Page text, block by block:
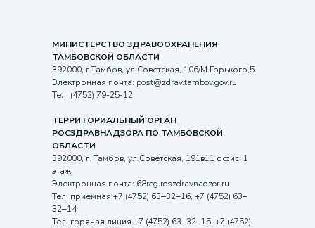
МИНИСТЕРСТВО ЗДРАВООХРАНЕНИЯ
ТАМБОВСКОЙ ОБЛАСТИ
392000, г.Тамбов, ул.Советская, 106/М.Горького,5
Электронная почта: post@zdrav.tambov.gov.ru
Тел: (4752) 79-25-12
ТЕРРИТОРИАЛЬНЫЙ ОРГАН
РОСЗДРАВНАДЗОРА ПО ТАМБОВСКОЙ
ОБЛАСТИ
392000, г. Тамбов, ул.Советская, 191в11 офис; 1
этаж
Электронная почта: 68reg.roszdravnadzor.ru
Тел: приемная +7 (4752) 63‒32‒16, +7 (4752) 63‒
32‒14
Тел: горячая линия +7 (4752) 63‒32‒15, +7 (4752)